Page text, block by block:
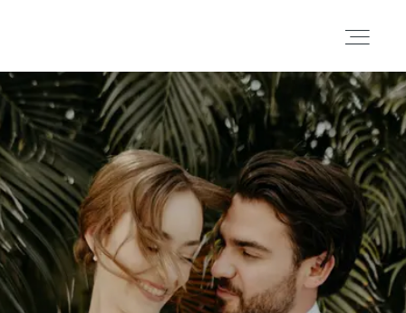
Portafolio
Historias
Cortometrajes